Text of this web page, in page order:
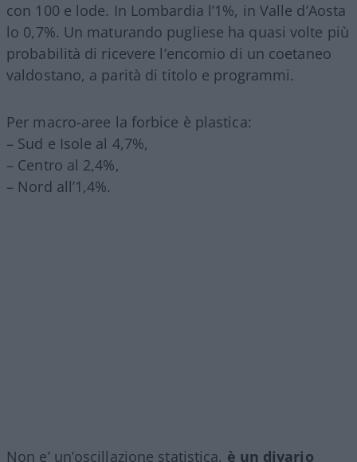
con 100 e lode. In Lombardia l’1%, in Valle d’Aosta
lo 0,7%. Un maturando pugliese ha quasi volte più
probabilità di ricevere l’encomio di un coetaneo
valdostano, a parità di titolo e programmi.
Per macro-aree la forbice è plastica:
– Sud e Isole al 4,7%,
– Centro al 2,4%,
– Nord all’1,4%.
Non e’ un’oscillazione statistica, è un divario